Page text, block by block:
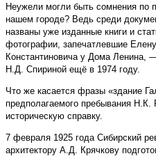
Неужели могли быть сомнения по
нашем городе? Ведь среди
названы уже изданные книги и
фотографии, запечатлевшие
Константиновича у Дома Ленина,
Н.Д. Спириной ещё в 1974 году.
Что же касается фразы «здание
предполагаемого пребывания Н.К.
историческую справку.
7 февраля 1925 года Сибирский
архитектору А.Д. Крячкову